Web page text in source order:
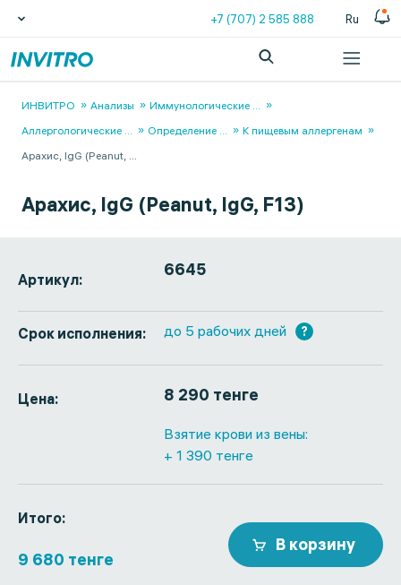
+7 (707) 2 585 888 Ru
ИНВИТРО Анализы Иммунологические ...
Аллергологические ... Определение ...
К пищевым аллергенам
Арахис, IgG (Peanut, ...
Арахис, IgG (Peanut, IgG, F13)
Артикул: 6645
Срок исполнения: до 5 рабочих дней ?
Цена: 8 290 тенге
Взятие крови из вены:
+ 1 390 тенге
Итого:
9 680 тенге
В корзину